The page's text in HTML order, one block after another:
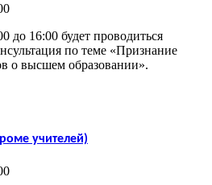
до 16:00 будет проводиться
по теме «Признание
о высшем образовании».
учителей)